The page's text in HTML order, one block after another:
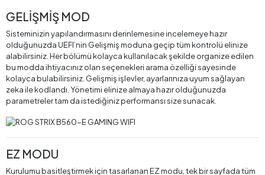
GELİŞMİŞ MOD
Sisteminizin yapılandırmasını derinlemesine incelemeye hazır
olduğunuzda UEFI’nin Gelişmiş moduna geçip tüm kontrolü elinize
alabilirsiniz. Her bölümü kolayca kullanılacak şekilde organize edilen
bu modda ihtiyacınız olan seçenekleri arama özelliği sayesinde
kolayca bulabilirsiniz. Gelişmiş işlevler, ayarlarınıza uyum sağlayan
zeka ile kodlandı. Yönetimi elinize almaya hazır olduğunuzda
parametreler tam da istediğiniz performansı size sunacak.
EZ MODU
Kurulumu basitleştirmek için tasarlanan EZ modu, tek bir sayfada tüm